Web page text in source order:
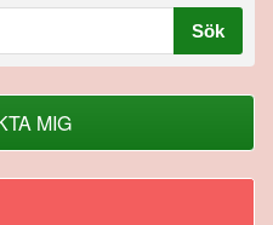
MIG